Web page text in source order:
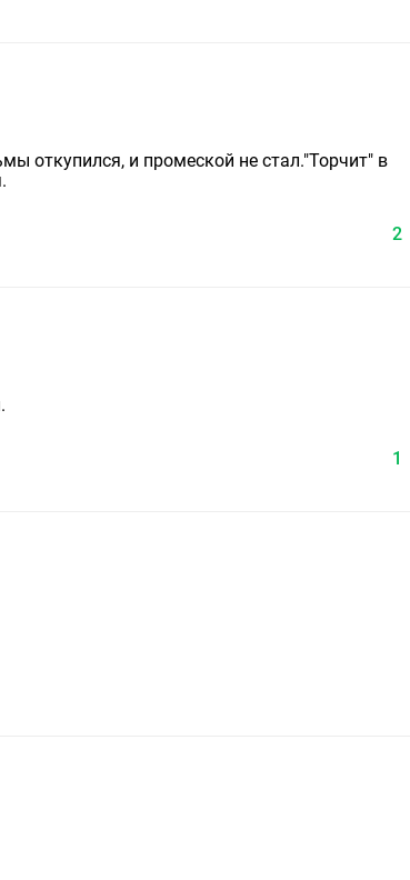
откупился, и промеской не стал."Торчит" в
2
1